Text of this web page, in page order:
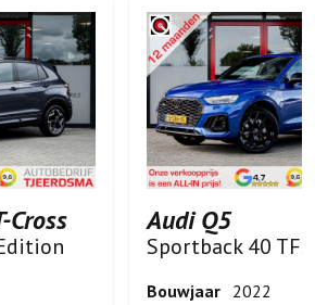
Cross Audi Q5
Bouwjaar
2022